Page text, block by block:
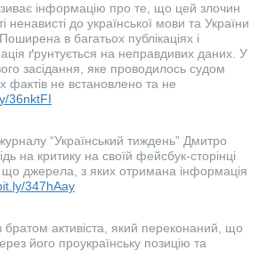
інформацію про те, що цей злочин
ненависті до української мови та України
в багатьох публікаціях і
ґрунтується на неправдивих даних. У
засідання, яке проводилось судом
фактів не встановлено та не
36nktFI
“Український тиждень” Дмитро
на критику на своїй фейсбук-сторінці
що джерела, з яких отримана інформація
347hAay
братом активіста, який переконаний, що
його проукраїнську позицію та